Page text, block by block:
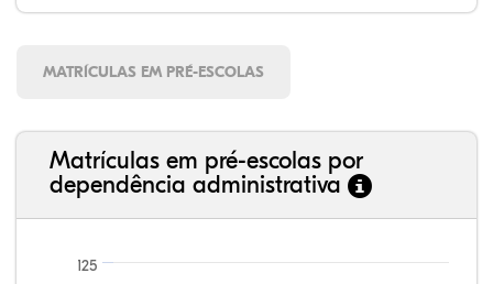
MATRÍCULAS EM PRÉ-ESCOLAS
Matrículas em pré-escolas por
dependência administrativa
125